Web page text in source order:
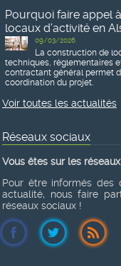
Pourquoi faire appel
locaux d’activité en
09/03/2026
La construction de
techniques, réglementaires
contractant général permet
coordination du projet.
Voir toutes les actualités
Réseaux sociaux
Vous êtes sur les
Pour être informés des
actualité, nous faire
réseaux sociaux !